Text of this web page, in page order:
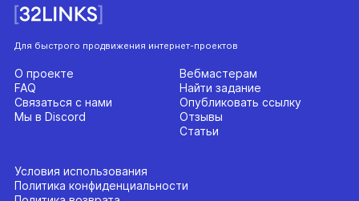
Для быстрого продвижения интернет-проектов
Вебмастерам
Найти задание
Опубликовать ссылку
Отзывы
Статьи
О проекте
FAQ
Связаться с нами
Мы в Discord
Условия использования
Политика конфиденциальности